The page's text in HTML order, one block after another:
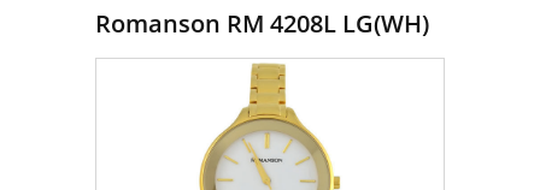
Romanson RM 4208L LG(WH)